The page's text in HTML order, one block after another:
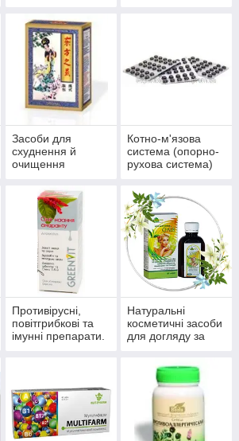
Засоби для
схуднення й
очищення
Котно-м'язова
система (опорно-
рухова система)
Противірусні,
повітгрибкові та
імунні препарати.
Натуральні
косметичні засоби
для догляду за